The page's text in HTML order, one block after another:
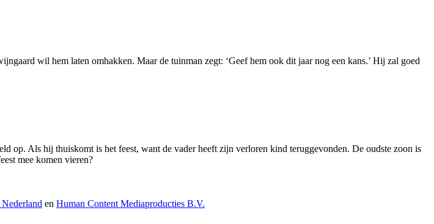
wil hem laten omhakken. Maar de tuinman zegt: ‘Geef hem ook dit jaar nog een kans.’ Hij zal goed
op. Als hij thuiskomt is het feest, want de vader heeft zijn verloren kind teruggevonden. De oudste zoon is
mee komen vieren?
en Human Content Mediaproducties B.V.